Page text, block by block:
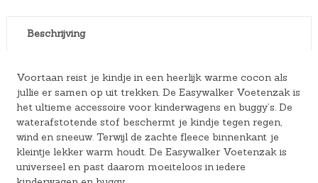
Beschrijving
Voortaan reist je kindje in een heerlijk warme cocon als
jullie er samen op uit trekken. De Easywalker Voetenzak is
het ultieme accessoire voor kinderwagens en buggy’s. De
waterafstotende stof beschermt je kindje tegen regen,
wind en sneeuw. Terwijl de zachte fleece binnenkant je
kleintje lekker warm houdt. De Easywalker Voetenzak is
universeel en past daarom moeiteloos in iedere